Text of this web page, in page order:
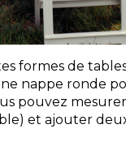
formes de
nappe ronde
pouvez
et ajouter